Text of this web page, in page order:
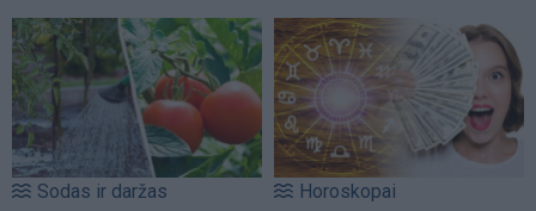
Sodas ir daržas Horoskopai